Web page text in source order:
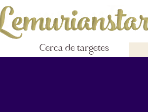
Cerca de targetes